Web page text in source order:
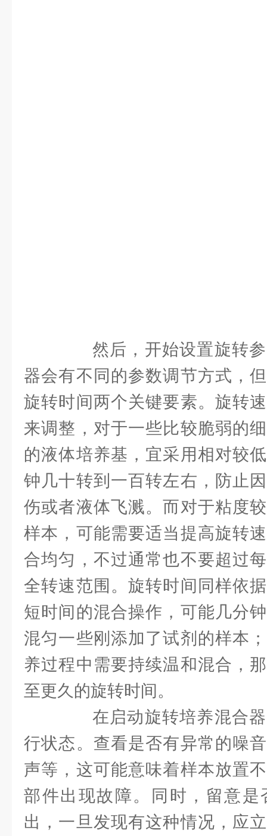
然后，开始设置旋转参
器会有不同的参数调节方式，
旋转时间两个关键要素。旋转
来调整，对于一些比较脆弱的
的液体培养基，宜采用相对较
钟几十转到一百转左右，防止
伤或者液体飞溅。而对于粘度
样本，可能需要适当提高旋转
合均匀，不过通常也不要超过
全转速范围。旋转时间同样依
短时间的混合操作，可能几分
混匀一些刚添加了试剂的样本
养过程中需要持续温和混合，
至更久的旋转时间。
在启动旋转培养混合器
行状态。查看是否有异常的噪
声等，这可能意味着样本放置
部件出现故障。同时，留意是
出，一旦发现有这种情况，应